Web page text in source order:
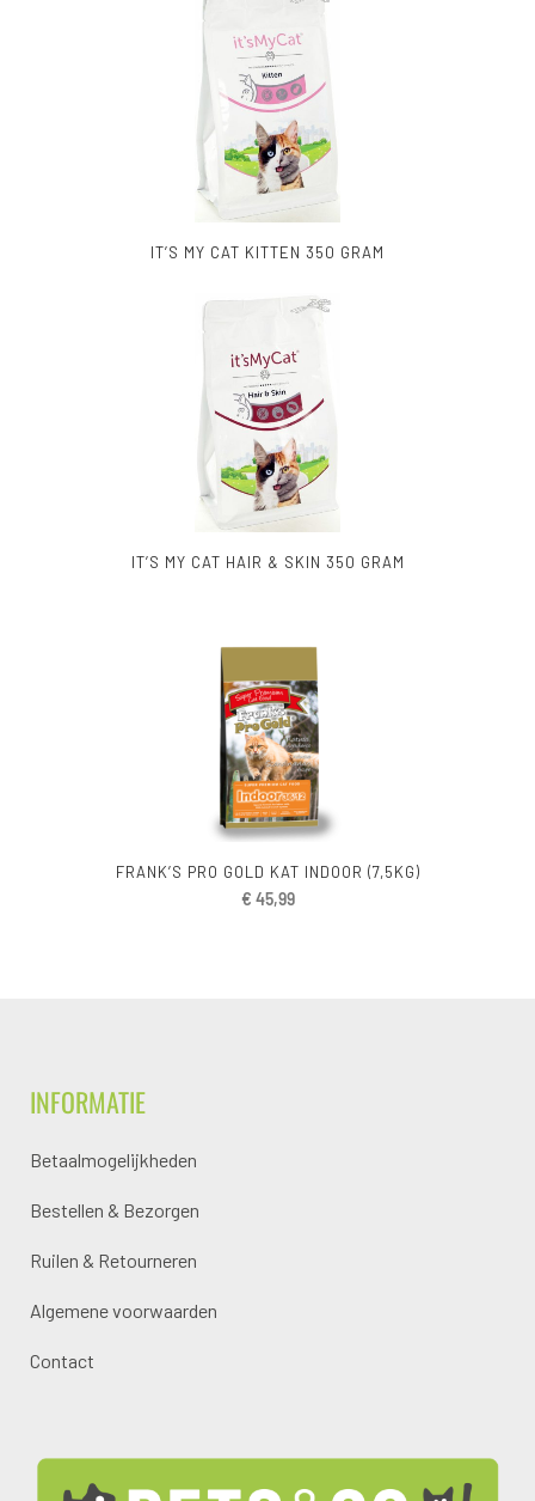
IT’S MY CAT KITTEN 350 GRAM
IT’S MY CAT HAIR & SKIN 350 GRAM
FRANK’S PRO GOLD KAT INDOOR (7,5KG)
€ 45,99
INFORMATIE
Betaalmogelijkheden
Bestellen & Bezorgen
Ruilen & Retourneren
Algemene voorwaarden
Contact